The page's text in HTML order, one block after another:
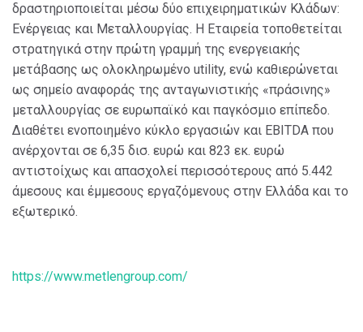
δραστηριοποιείται μέσω δύο επιχειρηματικών Κλάδων:
Ενέργειας και Μεταλλουργίας. Η Εταιρεία τοποθετείται
στρατηγικά στην πρώτη γραμμή της ενεργειακής
μετάβασης ως ολοκληρωμένο utility, ενώ καθιερώνεται
ως σημείο αναφοράς της ανταγωνιστικής «πράσινης»
μεταλλουργίας σε ευρωπαϊκό και παγκόσμιο επίπεδο.
Διαθέτει ενοποιημένο κύκλο εργασιών και EBITDA που
ανέρχονται σε 6,35 δισ. ευρώ και 823 εκ. ευρώ
αντιστοίχως και απασχολεί περισσότερους από 5.442
άμεσους και έμμεσους εργαζόμενους στην Ελλάδα και το
εξωτερικό.
https://www.metlengroup.com/